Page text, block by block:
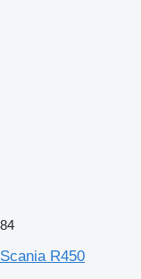
84
Scania R450